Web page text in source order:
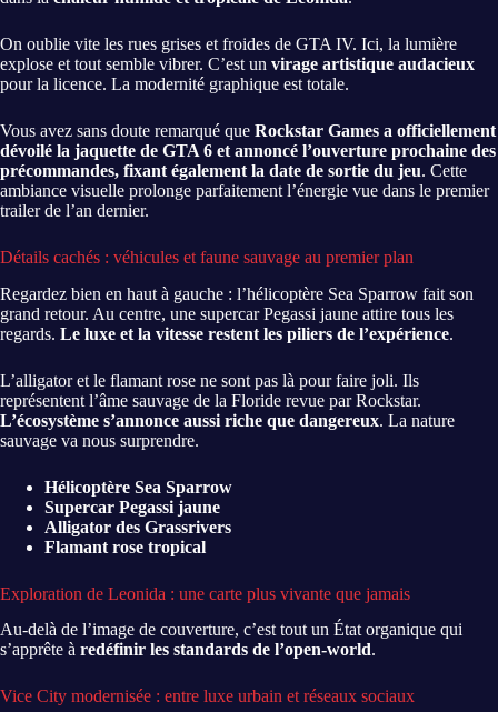
On oublie vite les rues grises et froides de GTA IV. Ici, la lumière
explose et tout semble vibrer. C’est un virage artistique audacieux
pour la licence. La modernité graphique est totale.
Vous avez sans doute remarqué que Rockstar Games a officiellement
dévoilé la jaquette de GTA 6 et annoncé l’ouverture prochaine des
précommandes, fixant également la date de sortie du jeu. Cette
ambiance visuelle prolonge parfaitement l’énergie vue dans le premier
trailer de l’an dernier.
Détails cachés : véhicules et faune sauvage au premier plan
Regardez bien en haut à gauche : l’hélicoptère Sea Sparrow fait son
grand retour. Au centre, une supercar Pegassi jaune attire tous les
regards. Le luxe et la vitesse restent les piliers de l’expérience.
L’alligator et le flamant rose ne sont pas là pour faire joli. Ils
représentent l’âme sauvage de la Floride revue par Rockstar.
L’écosystème s’annonce aussi riche que dangereux. La nature
sauvage va nous surprendre.
Hélicoptère Sea Sparrow
Supercar Pegassi jaune
Alligator des Grassrivers
Flamant rose tropical
Exploration de Leonida : une carte plus vivante que jamais
Au-delà de l’image de couverture, c’est tout un État organique qui
s’apprête à redéfinir les standards de l’open-world.
Vice City modernisée : entre luxe urbain et réseaux sociaux